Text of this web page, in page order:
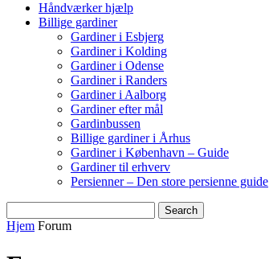
Håndværker hjælp
Billige gardiner
Gardiner i Esbjerg
Gardiner i Kolding
Gardiner i Odense
Gardiner i Randers
Gardiner i Aalborg
Gardiner efter mål
Gardinbussen
Billige gardiner i Århus
Gardiner i København – Guide
Gardiner til erhverv
Persienner – Den store persienne guide
Hjem Forum